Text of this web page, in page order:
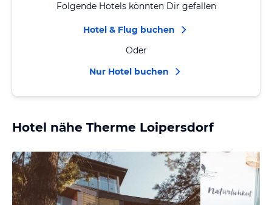
Folgende Hotels könnten Dir gefallen
Hotel & Flug buchen
Oder
Nur Hotel buchen
Hotel nähe Therme Loipersdorf